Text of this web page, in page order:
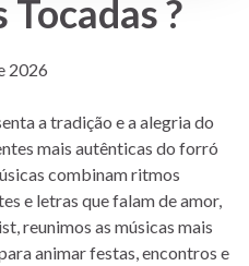
?
2026
a tradição e a alegria do
mais autênticas do forró
combinam ritmos
e letras que falam de amor,
reunimos as músicas mais
animar festas, encontros e